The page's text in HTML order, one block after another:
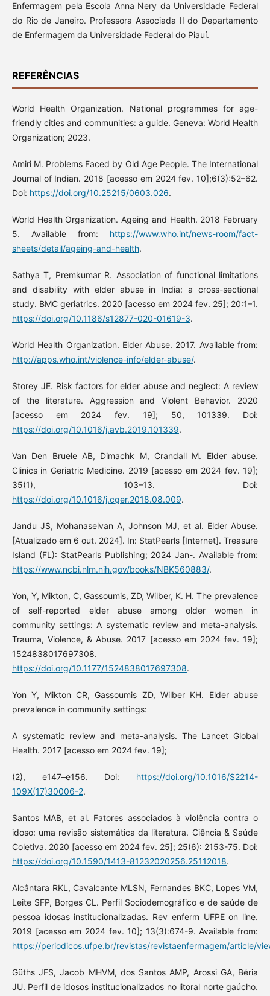
Enfermagem pela Escola Anna Nery da Universidade Federal
do Rio de Janeiro. Professora Associada II do Departamento
de Enfermagem da Universidade Federal do Piauí.
REFERÊNCIAS
World Health Organization. National programmes for age-
friendly cities and communities: a guide. Geneva: World Health
Organization; 2023.
Amiri M. Problems Faced by Old Age People. The International
Journal of Indian. 2018 [acesso em 2024 fev. 10];6(3):52–62.
Doi: https://doi.org/10.25215/0603.026.
World Health Organization. Ageing and Health. 2018 February
5. Available from: https://www.who.int/news-room/fact-
sheets/detail/ageing-and-health.
Sathya T, Premkumar R. Association of functional limitations
and disability with elder abuse in India: a cross-sectional
study. BMC geriatrics. 2020 [acesso em 2024 fev. 25]; 20:1–1.
https://doi.org/10.1186/s12877-020-01619-3.
World Health Organization. Elder Abuse. 2017. Available from:
http://apps.who.int/violence-info/elder-abuse/.
Storey JE. Risk factors for elder abuse and neglect: A review
of the literature. Aggression and Violent Behavior. 2020
[acesso em 2024 fev. 19]; 50, 101339. Doi:
https://doi.org/10.1016/j.avb.2019.101339.
Van Den Bruele AB, Dimachk M, Crandall M. Elder abuse.
Clinics in Geriatric Medicine. 2019 [acesso em 2024 fev. 19];
35(1), 103–13. Doi:
https://doi.org/10.1016/j.cger.2018.08.009.
Jandu JS, Mohanaselvan A, Johnson MJ, et al. Elder Abuse.
[Atualizado em 6 out. 2024]. In: StatPearls [Internet]. Treasure
Island (FL): StatPearls Publishing; 2024 Jan-. Available from:
https://www.ncbi.nlm.nih.gov/books/NBK560883/.
Yon, Y, Mikton, C, Gassoumis, ZD, Wilber, K. H. The prevalence
of self-reported elder abuse among older women in
community settings: A systematic review and meta-analysis.
Trauma, Violence, & Abuse. 2017 [acesso em 2024 fev. 19];
1524838017697308.
https://doi.org/10.1177/1524838017697308.
Yon Y, Mikton CR, Gassoumis ZD, Wilber KH. Elder abuse
prevalence in community settings:
A systematic review and meta-analysis. The Lancet Global
Health. 2017 [acesso em 2024 fev. 19];
(2), e147–e156. Doi: https://doi.org/10.1016/S2214-
109X(17)30006-2.
Santos MAB, et al. Fatores associados à violência contra o
idoso: uma revisão sistemática da literatura. Ciência & Saúde
Coletiva. 2020 [acesso em 2024 fev. 25]; 25(6): 2153-75. Doi:
https://doi.org/10.1590/1413-81232020256.25112018.
Alcântara RKL, Cavalcante MLSN, Fernandes BKC, Lopes VM,
Leite SFP, Borges CL. Perfil Sociodemográfico e de saúde de
pessoa idosas institucionalizadas. Rev enferm UFPE on line.
2019 [acesso em 2024 fev. 10]; 13(3):674-9. Available from:
https://periodicos.ufpe.br/revistas/revistaenfermagem/article/
Güths JFS, Jacob MHVM, dos Santos AMP, Arossi GA, Béria
JU. Perfil de idosos institucionalizados no litoral norte gaúcho.